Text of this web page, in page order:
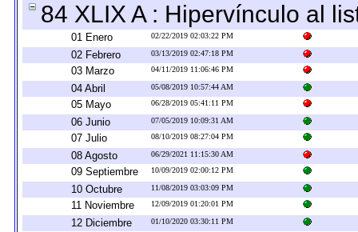
84 XLIX A : Hipervínculo al
01 Enero 02/22/2019 02:03:22 PM
02 Febrero 03/13/2019 02:47:18 PM
03 Marzo 04/11/2019 11:06:46 PM
04 Abril 05/08/2019 10:57:44 AM
05 Mayo 06/28/2019 05:41:11 PM
06 Junio 07/05/2019 10:09:31 AM
07 Julio 08/10/2019 08:27:04 PM
08 Agosto 06/29/2021 11:15:30 AM
09 Septiembre 10/09/2019 02:00:12 PM
10 Octubre 11/08/2019 03:03:09 PM
11 Noviembre 12/09/2019 01:20:01 PM
12 Diciembre 01/10/2020 03:30:11 PM